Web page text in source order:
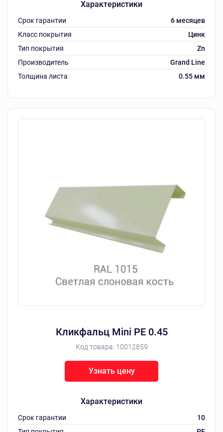
Характеристики
Срок гарантии
6 месяцев
Класс покрытия
Цинк
Тип покрытия
Zn
Производитель
Grand Line
Толщина листа
0.55 мм
Кликфальц Mini РЕ 0.45
Код товара: 10012859
Характеристики
Срок гарантии
10
Узнать цену